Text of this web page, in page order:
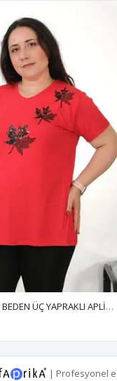
| Profesyonel